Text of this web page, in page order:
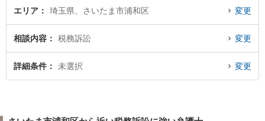
エリア 埼玉県、さいたま市浦和区 変更
相談内容 税務訴訟 変更
詳細条件 未選択 変更